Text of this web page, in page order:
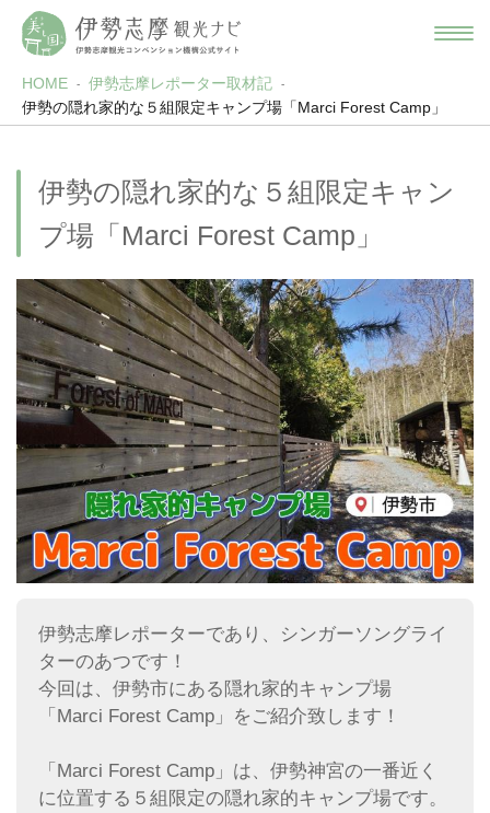
HOME
伊勢志摩レポーター取材記
伊勢の隠れ家的な５組限定キャンプ場「Marci Forest Camp」
伊勢の隠れ家的な５組限定キャン
プ場「Marci Forest Camp」
伊勢志摩レポーターであり、シンガーソングライ
ターのあつです！
今回は、伊勢市にある隠れ家的キャンプ場
「Marci Forest Camp」をご紹介致します！
「Marci Forest Camp」は、伊勢神宮の一番近く
に位置する５組限定の隠れ家的キャンプ場です。